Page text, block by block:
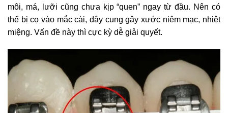
môi, má, lưỡi cũng chưa kịp “quen” ngay từ đầu. Nên có
thể bị cọ vào mắc cài, dây cung gây xước niêm mạc, nhiệt
miệng. Vấn đề này thì cực kỳ dễ giải quyết.